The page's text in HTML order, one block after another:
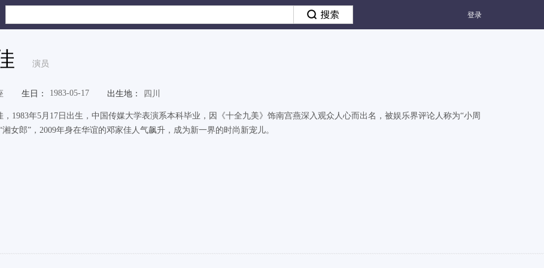
登录
演员
生日： 1983-05-17 出生地： 四川
，1983年5月17日出生，中国传媒大学表演系本科毕业，因《十全九美》饰南宫燕深入观众人心而出名，被娱乐界评论人称为“小周
湘女郎”，2009年身在华谊的邓家佳人气飙升，成为新一界的时尚新宠儿。